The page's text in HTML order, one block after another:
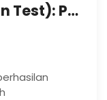
Sondir (Cone Penetration Test): Pondasi Data untuk Keputusan Konstruksi yang Tepat